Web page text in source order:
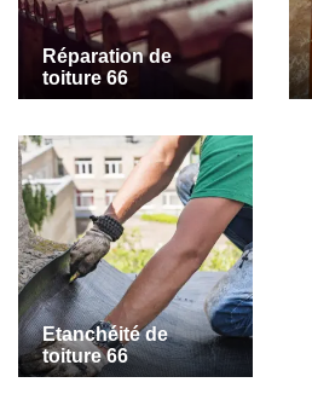
Réparation de
toiture 66
Etanchéité de
toiture 66